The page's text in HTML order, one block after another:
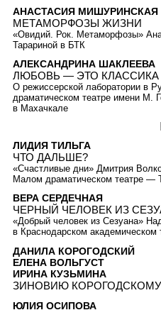
АНАСТАСИЯ МИШУРИНСКАЯ
МЕТАМОРФОЗЫ ЖИЗНИ
«Овидий. Рок. Метаморфозы»
Тарариной в БТК
АЛЕКСАНДРИНА ШАКЛЕЕВА
ЛЮБОВЬ — ЭТО КЛАССИКА
О режиссерской лаборатории в
драматическом театре имени М.
в Махачкале
ЛИДИЯ ТИЛЬГА
ЧТО ДАЛЬШЕ?
«Счастливые дни» Дмитрия
Малом драматическом театре —
ВЕРА СЕРДЕЧНАЯ
ЧЕРНЫЙ ЧЕЛОВЕК ИЗ
«Добрый человек из Сезуана»
в Краснодарском академическом
ДАНИЛА КОРОГОДСКИЙ
ЕЛЕНА ВОЛЬГУСТ
ИРИНА КУЗЬМИНА
ЗИНОВИЮ КОРОГОДСКОМУ
ЮЛИЯ ОСИПОВА